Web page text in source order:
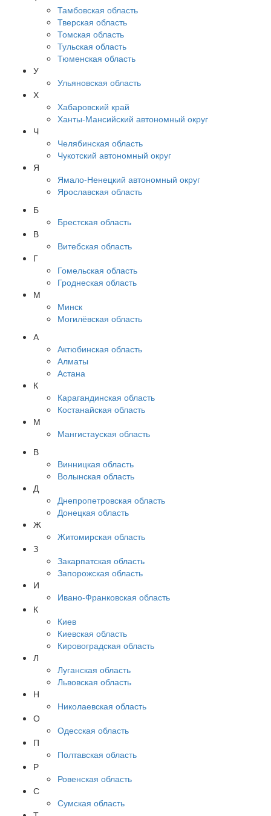
Тамбовская область
Тверская область
Томская область
Тульская область
Тюменская область
У
Ульяновская область
Х
Хабаровский край
Ханты-Мансийский автономный округ
Ч
Челябинская область
Чукотский автономный округ
Я
Ямало-Ненецкий автономный округ
Ярославская область
Б
Брестская область
В
Витебская область
Г
Гомельская область
Гроднеская область
М
Минск
Могилёвская область
А
Актюбинская область
Алматы
Астана
К
Карагандинская область
Костанайская область
М
Мангистауская область
В
Винницкая область
Волынская область
Д
Днепропетровская область
Донецкая область
Ж
Житомирская область
З
Закарпатская область
Запорожская область
И
Ивано-Франковская область
К
Киев
Киевская область
Кировоградская область
Л
Луганская область
Львовская область
Н
Николаевская область
О
Одесская область
П
Полтавская область
Р
Ровенская область
С
Сумская область